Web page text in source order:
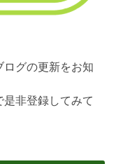
ログの更新をお知
是非登録してみて